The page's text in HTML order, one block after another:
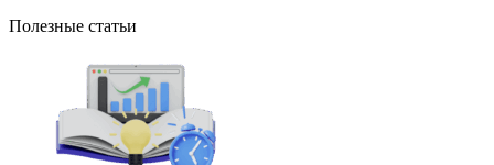
Полезные статьи